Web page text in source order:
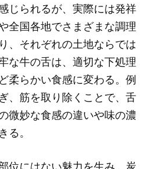
じられるが、実際には発祥
全国各地でさまざまな調理
、それぞれの土地ならでは
な牛の舌は、適切な下処理
柔らかい食感に変わる。例
、筋を取り除くことで、舌
微妙な食感の違いや味の濃
る。
位にはない魅力を生み、炭